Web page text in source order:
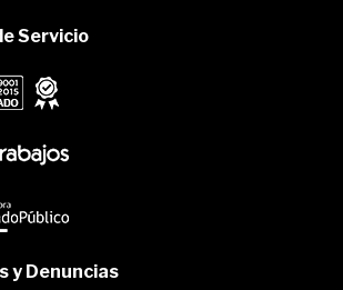
Servicio
y Denuncias